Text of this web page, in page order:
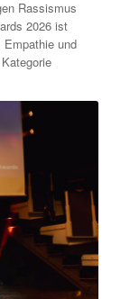
Rassismus
2026 ist
und